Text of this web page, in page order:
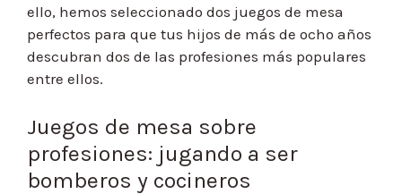
ello, hemos seleccionado dos juegos de mesa
perfectos para que tus hijos de más de ocho años
descubran dos de las profesiones más populares
entre ellos.
Juegos de mesa sobre
profesiones: jugando a ser
bomberos y cocineros